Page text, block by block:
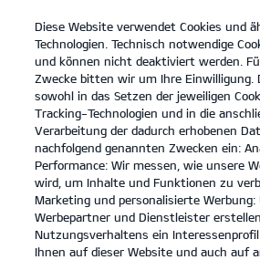
open
menu
Der EV3
... ... DER EV3
Der Kia EV3.
Eine Kraft, die bewegt.
Diese Website verwendet Cookies und
Technologien. Technisch notwendige
und können nicht deaktiviert werden.
Zwecke bitten wir um Ihre Einwilligung.
sowohl in das Setzen der jeweiligen
Tracking-Technologien und in die
Verarbeitung der dadurch erhobenen
nachfolgend genannten Zwecken ein:
Performance: Wir messen, wie unsere
wird, um Inhalte und Funktionen zu
Marketing und personalisierte Werbung:
Werbepartner und Dienstleister
Nutzungsverhaltens ein
Ihnen auf dieser Website und auch auf